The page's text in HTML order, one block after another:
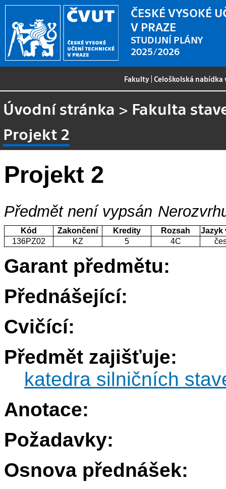
ČESKÉ VYSOKÉ
V PRAZE
STUDIJNÍ PLÁNY
2025/2026
Fakulty |Celoškolská
Úvodní stránka > Fakulta
Projekt 2
Projekt 2
Předmět není vypsán
Kód Zakončení Kredity Rozsah
Jazyk
136PZ02
KZ 5 4C
Garant předmětu:
Přednášející:
Cvičící:
Předmět zajišťuje:
katedra silničních
Anotace:
Požadavky:
Osnova přednášek: